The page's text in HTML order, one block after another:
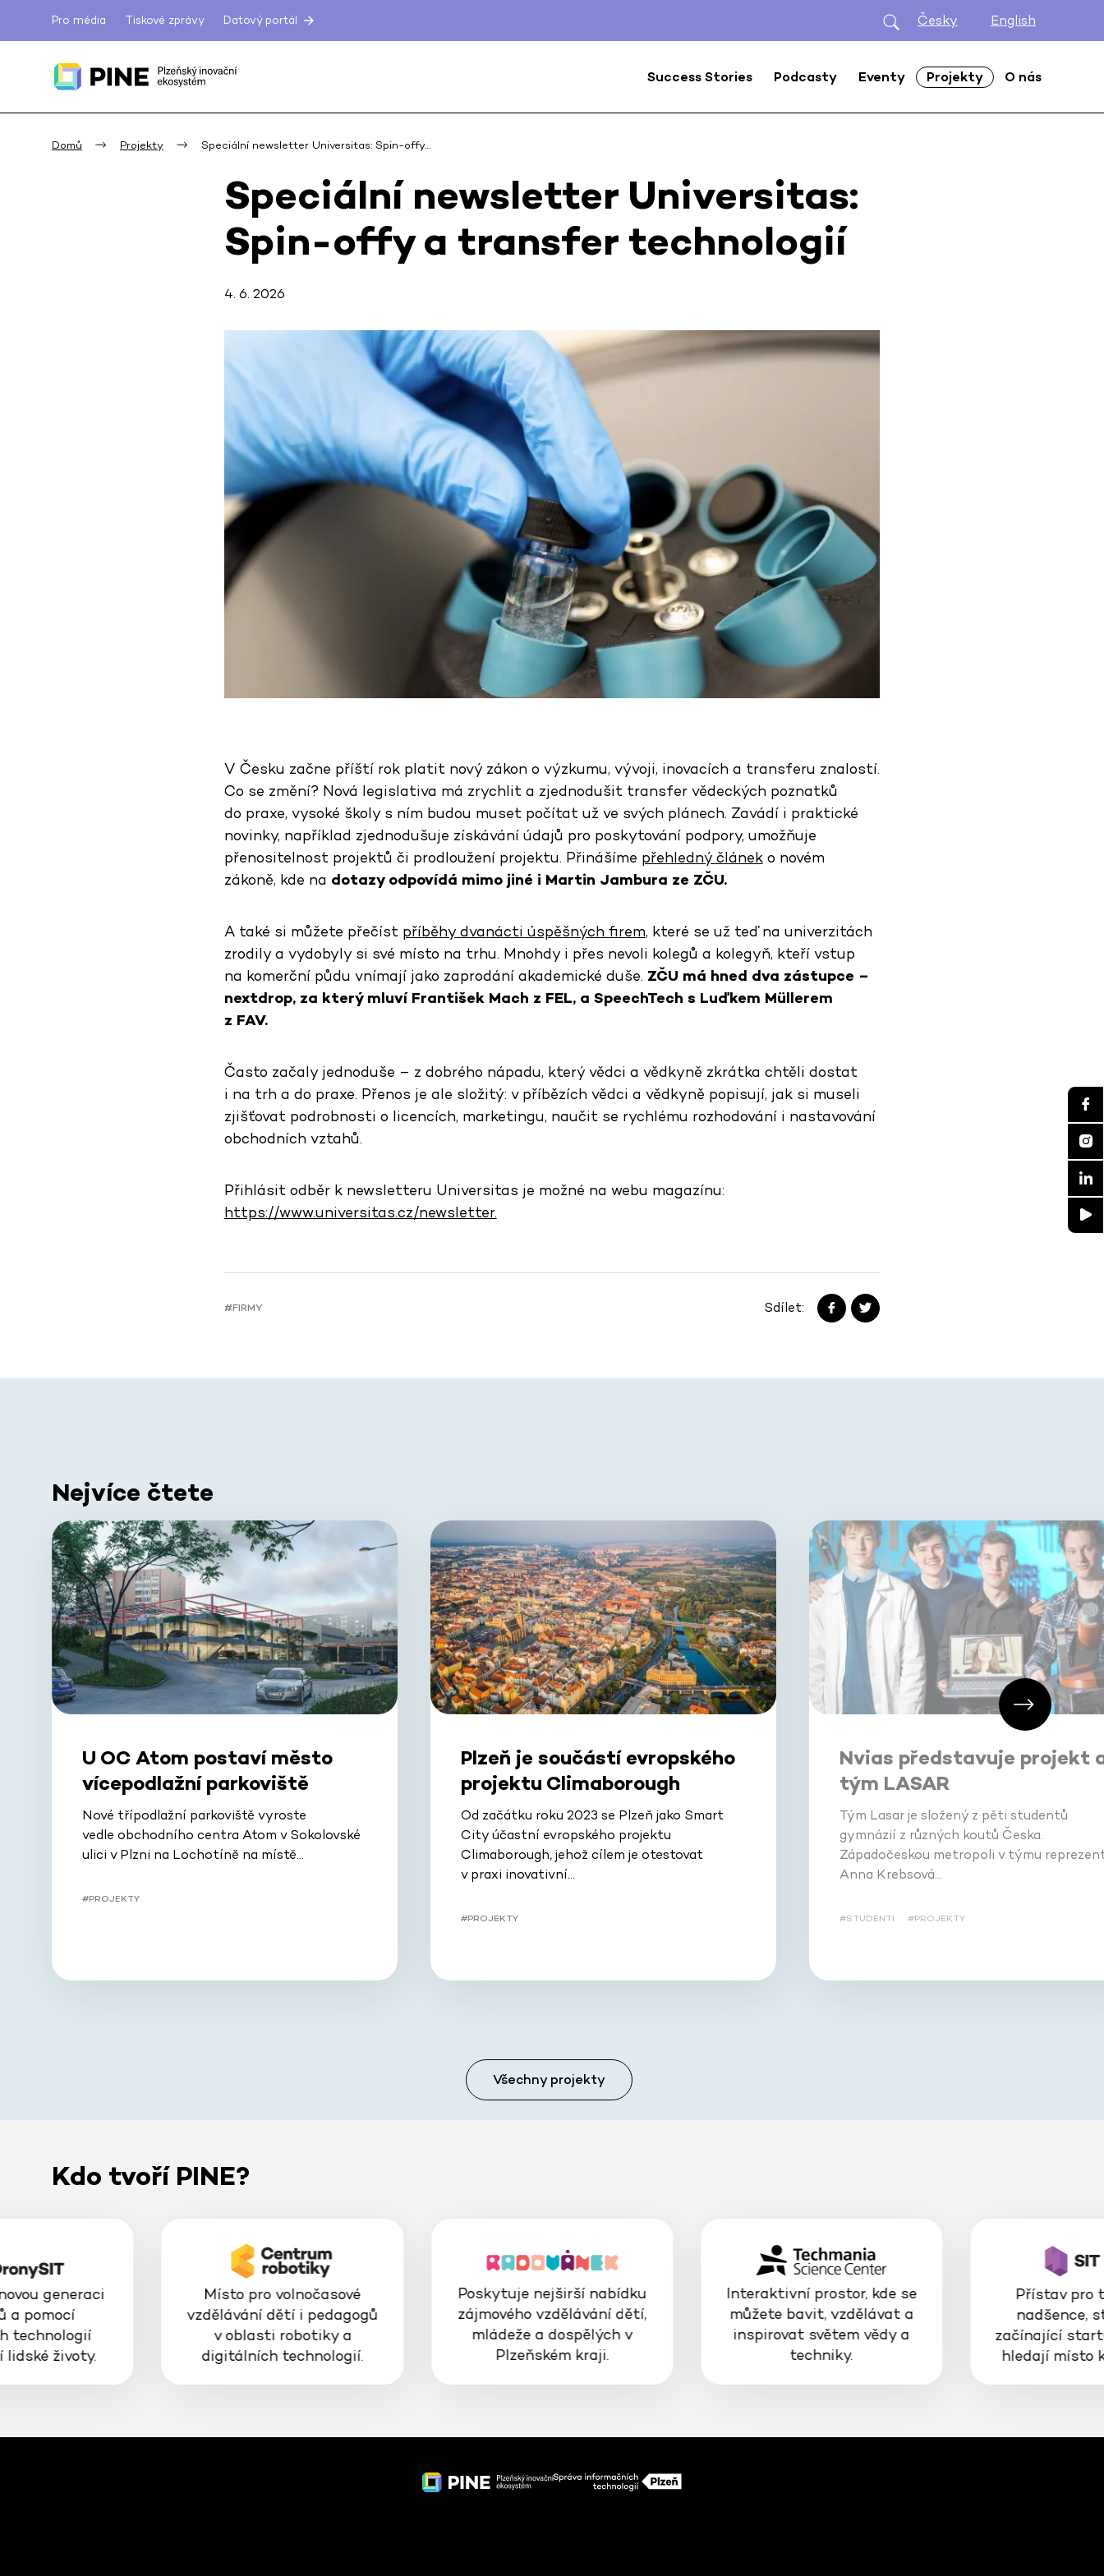
Pro média Tiskové zprávy Datový portál Česky English
Success Stories Podcasty Eventy Projekty O nás
Domů Projekty Speciální newsletter Universitas: Spin-offy…
Speciální newsletter Universitas:
Spin-offy a transfer technologií
4. 6. 2026
V Česku začne příští rok platit nový zákon o výzkumu, vývoji, inovacích a transferu znalostí.
Co se změní? Nová legislativa má zrychlit a zjednodušit transfer vědeckých poznatků
do praxe, vysoké školy s ním budou muset počítat už ve svých plánech. Zavádí i praktické
novinky, například zjednodušuje získávání údajů pro poskytování podpory, umožňuje
přenositelnost projektů či prodloužení projektu. Přinášíme přehledný článeko novém
zákoně, kde na dotazy odpovídá mimo jiné i Martin Jambura ze ZČU.
A také si můžete přečíst příběhy dvanácti úspěšných firem, které se už teď na univerzitách
zrodily a vydobyly si své místo na trhu. Mnohdy i přes nevoli kolegů a kolegyň, kteří vstup
na komerční půdu vnímají jako zaprodání akademické duše. ZČU má hned dva zástupce –
nextdrop, za který mluví František Mach z FEL, a SpeechTech s Luďkem Müllerem
z FAV.
Často začaly jednoduše – z dobrého nápadu, který vědci a vědkyně zkrátka chtěli dostat
i na trh a do praxe. Přenos je ale složitý: v příbězích vědci a vědkyně popisují, jak si museli
zjišťovat podrobnosti o licencích, marketingu, naučit se rychlému rozhodování i nastavování
obchodních vztahů.
Přihlásit odběr k newsletteru Universitas je možné na webu magazínu:
https://www.universitas.cz/newsletter.
#FIRMY Sdílet:
Nejvíce čtete
U OC Atom postaví město
vícepodlažní parkoviště
Nové třípodlažní parkoviště vyroste
vedle obchodního centra Atom v Sokolovské
ulici v Plzni na Lochotíně na místě…
#PROJEKTY
Plzeň je součástí evropského
projektu Climaborough
Od začátku roku 2023 se Plzeň jako Smart
City účastní evropského projektu
Climaborough, jehož cílem je otestovat
v praxi inovativní…
#PROJEKTY
Nvias představuje projekt
tým LASAR
Tým Lasar je složený z pěti studentů
gymnázií z různých koutů Česka.
Západočeskou metropoli v týmu
Anna Krebsová…
#STUDENTI #PROJEKTY
Všechny projekty
Kdo tvoří PINE?
generaci
a pomocí
technologií
lidské životy.
Místo pro volnočasové
vzdělávání dětí i pedagogů
v oblasti robotiky a
digitálních technologií.
Poskytuje nejširší nabídku
zájmového vzdělávání dětí,
mládeže a dospělých v
Plzeňském kraji.
Interaktivní prostor, kde se
můžete bavit, vzdělávat a
inspirovat světem vědy a
techniky.
Přístav pro
nadšence,
začínající
hledají místo